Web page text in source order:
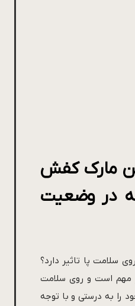
مارک کفش
در وضعیت
سلامت پا تاثیر دارد؟
مهم است و روی سلامت
را به درستی و با توجه